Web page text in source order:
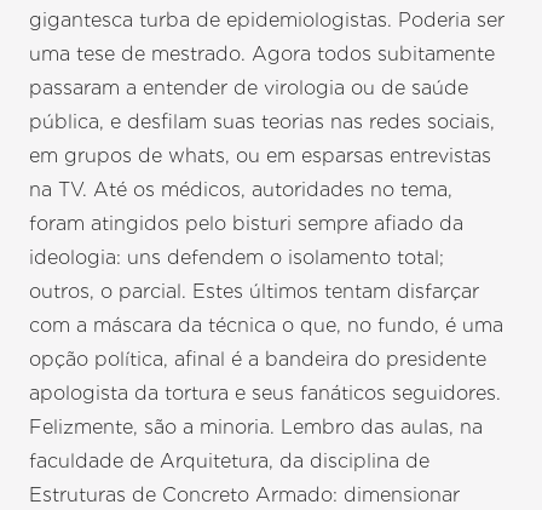
gigantesca turba de epidemiologistas. Poderia ser
uma tese de mestrado. Agora todos subitamente
passaram a entender de virologia ou de saúde
pública, e desfilam suas teorias nas redes sociais,
em grupos de whats, ou em esparsas entrevistas
na TV. Até os médicos, autoridades no tema,
foram atingidos pelo bisturi sempre afiado da
ideologia: uns defendem o isolamento total;
outros, o parcial. Estes últimos tentam disfarçar
com a máscara da técnica o que, no fundo, é uma
opção política, afinal é a bandeira do presidente
apologista da tortura e seus fanáticos seguidores.
Felizmente, são a minoria. Lembro das aulas, na
faculdade de Arquitetura, da disciplina de
Estruturas de Concreto Armado: dimensionar